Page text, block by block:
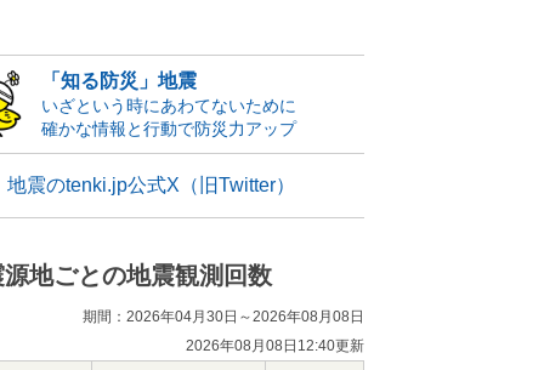
「知る防災」地震
いざという時にあわてないために
確かな情報と行動で防災力アップ
地震のtenki.jp公式X（旧Twitter）
源地ごとの地震観測回数
期間：2026年04月30日～2026年08月08日
2026年08月08日12:40更新